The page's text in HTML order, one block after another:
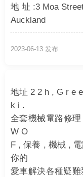
地 址 :3 Moa
Auckland
2023-06-13 发布
地址 2 2 h , G r e
k i .
全套機械電路修
W O
F , 保養 , 機械 ,
你的
愛車解決各種疑